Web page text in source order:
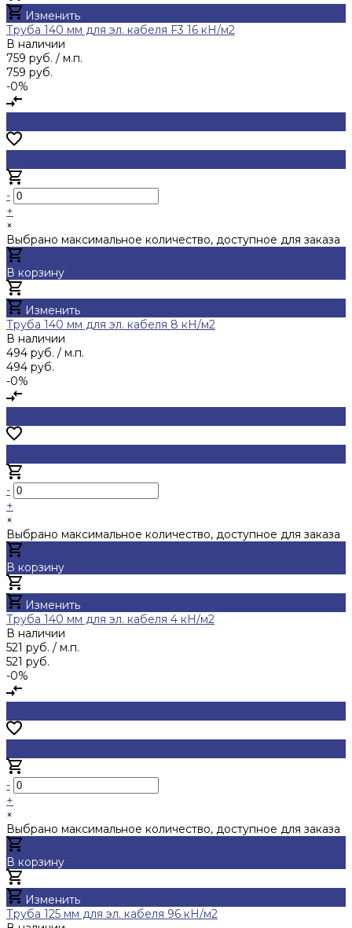
Изменить
Труба 140 мм для эл. кабеля F3 16 кН/м2
В наличии
759 руб. / м.п.
759 руб.
-0%
-
+
×
Выбрано максимальное количество, доступное для заказа
В корзину
Изменить
Труба 140 мм для эл. кабеля 8 кН/м2
В наличии
494 руб. / м.п.
494 руб.
-0%
-
+
×
Выбрано максимальное количество, доступное для заказа
В корзину
Изменить
Труба 140 мм для эл. кабеля 4 кН/м2
В наличии
521 руб. / м.п.
521 руб.
-0%
-
+
×
Выбрано максимальное количество, доступное для заказа
В корзину
Изменить
Труба 125 мм для эл. кабеля 96 кН/м2